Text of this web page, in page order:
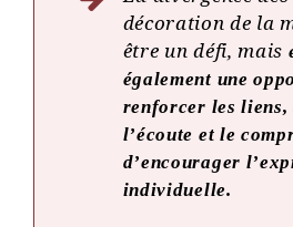
décoration de la
être un défi, mais
également une
renforcer les
l’écoute et le
d’encourager
individuelle.